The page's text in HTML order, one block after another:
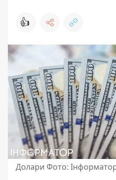
👍
Долари Фото: